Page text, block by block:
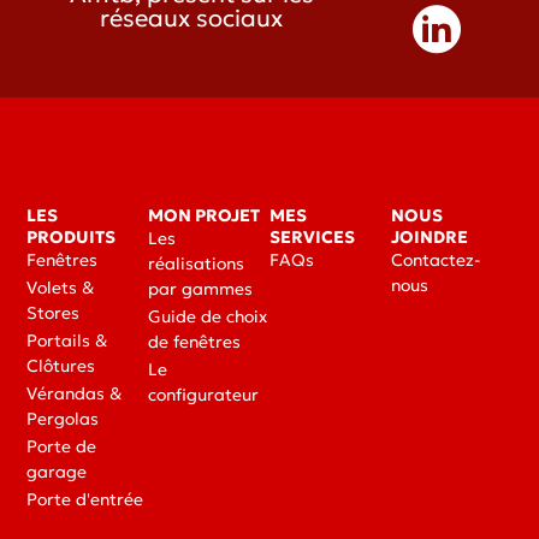
réseaux sociaux
LES
PRODUITS
Fenêtres
Volets &
Stores
Portails &
Clôtures
Vérandas &
Pergolas
Porte de
garage
Porte d'entrée
MON PROJET
Les
réalisations
par gammes
Guide de choix
de fenêtres
Le
configurateur
MES
SERVICES
FAQs
NOUS
JOINDRE
Contactez-
nous